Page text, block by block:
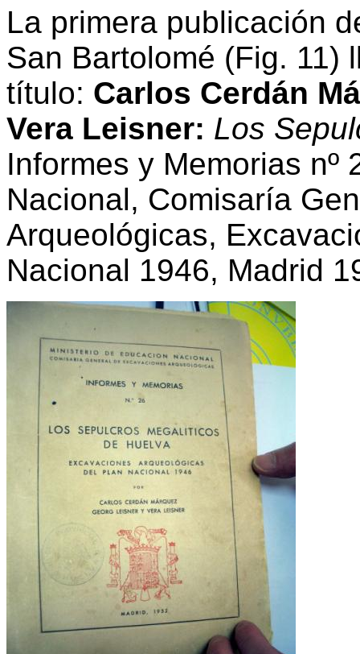
La primera publicación
San Bartolomé (Fig. 11)
título: Carlos Cerdán
Vera Leisner: Los
Informes y Memorias nº
Nacional, Comisaría
Arqueológicas,
Nacional 1946, Madrid